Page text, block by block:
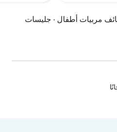
مربيات أطفال · جليسات